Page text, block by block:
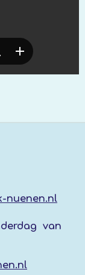
nuenen.nl
van